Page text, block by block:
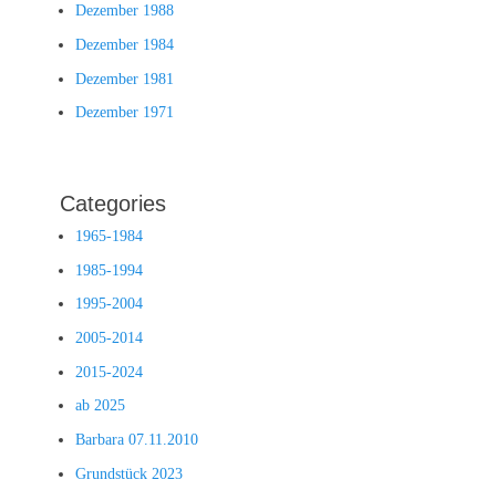
Dezember 1988
Dezember 1984
Dezember 1981
Dezember 1971
Categories
1965-1984
1985-1994
1995-2004
2005-2014
2015-2024
ab 2025
Barbara 07.11.2010
Grundstück 2023